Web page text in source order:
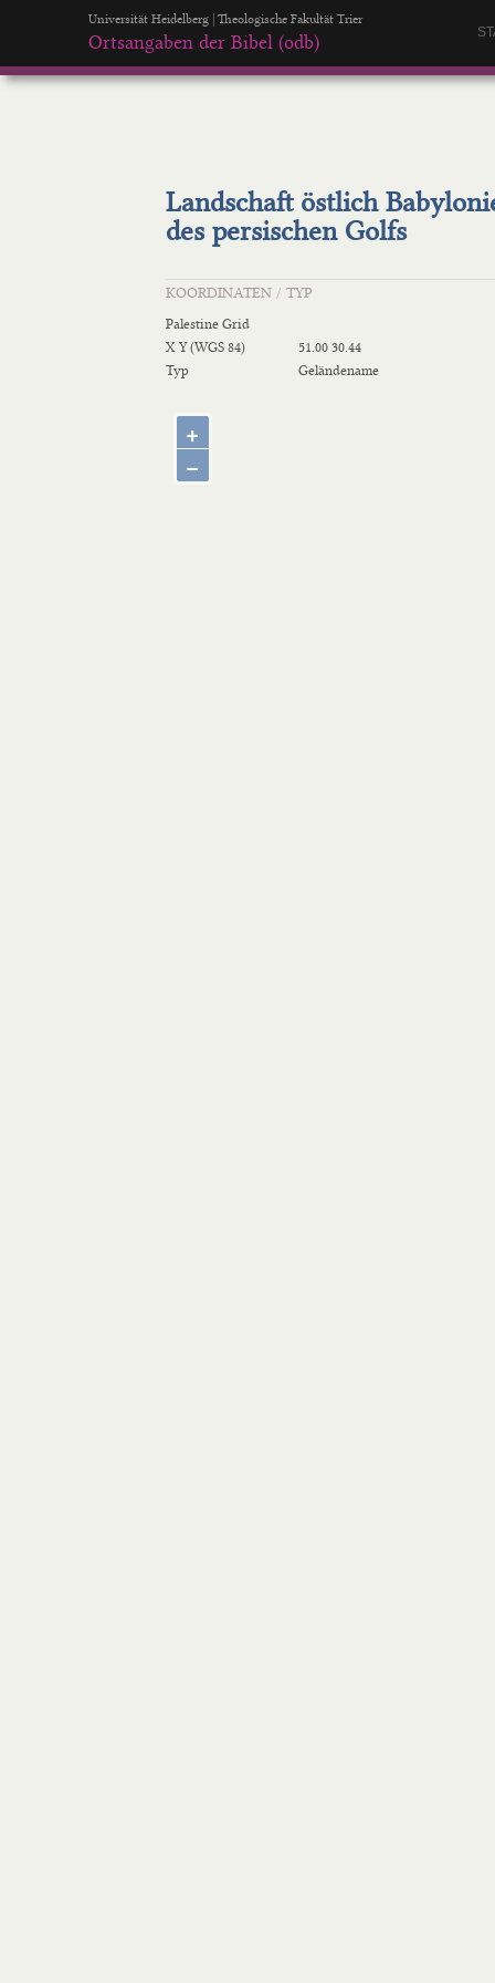
Universität Heidelberg | Theologische Fakultät Trier
Ortsangaben der Bibel (odb)
Landschaft östlich
des persischen Golfs
KOORDINATEN / TYP
Palestine Grid
X Y (WGS 84)
51.00 30.44
Typ
Geländename
+
−